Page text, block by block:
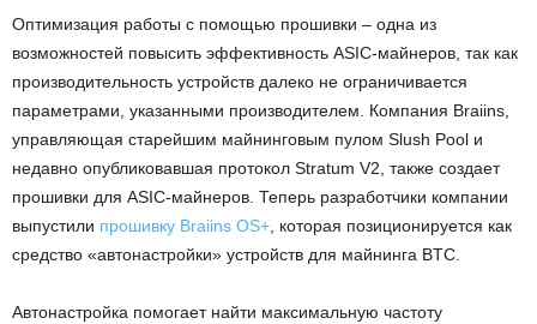
Оптимизация работы с помощью прошивки – одна из
возможностей повысить эффективность ASIC-майнеров, так как
производительность устройств далеко не ограничивается
параметрами, указанными производителем. Компания Braiins,
управляющая старейшим майнинговым пулом Slush Pool и
недавно опубликовавшая протокол Stratum V2, также создает
прошивки для ASIC-майнеров. Теперь разработчики компании
выпустили прошивку Braiins OS+, которая позиционируется как
средство «автонастройки» устройств для майнинга BTC.
Автонастройка помогает найти максимальную частоту